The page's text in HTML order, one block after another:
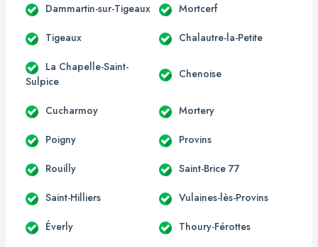
Dammartin-sur-Tigeaux Mortcerf
Tigeaux Chalautre-la-Petite
La Chapelle-Saint-
Sulpice
Chenoise
Cucharmoy Mortery
Poigny Provins
Rouilly Saint-Brice 77
Saint-Hilliers Vulaines-lès-Provins
Éverly Thoury-Férottes